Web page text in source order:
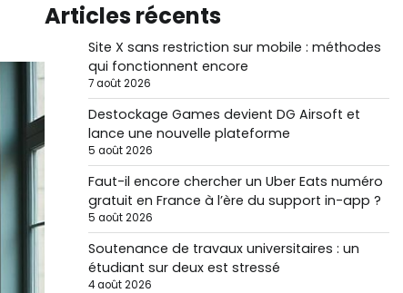
Articles récents
Site X sans restriction sur mobile : méthodes
qui fonctionnent encore
7 août 2026
Destockage Games devient DG Airsoft et
lance une nouvelle plateforme
5 août 2026
Faut-il encore chercher un Uber Eats numéro
gratuit en France à l’ère du support in-app ?
5 août 2026
Soutenance de travaux universitaires : un
étudiant sur deux est stressé
4 août 2026